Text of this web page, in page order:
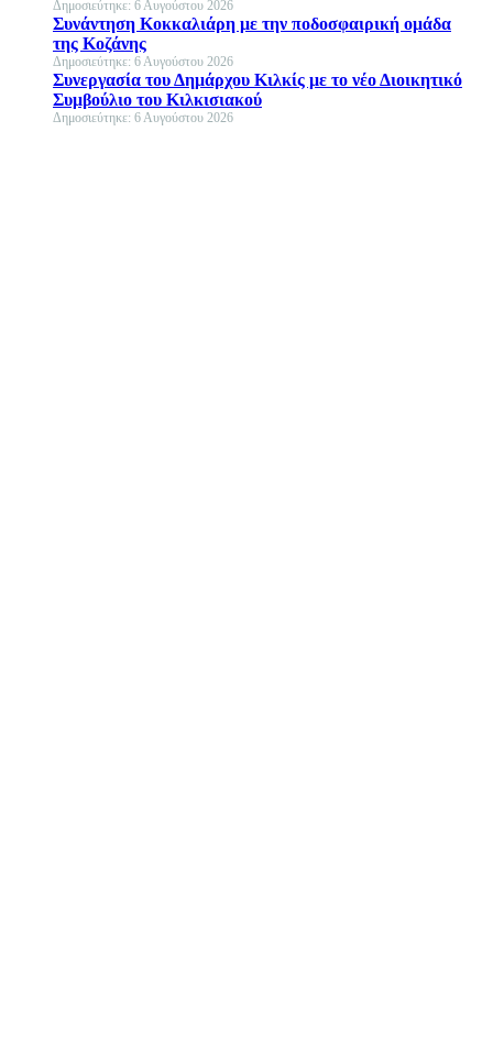
Δημοσιεύτηκε: 6 Αυγούστου 2026
Συνάντηση Κοκκαλιάρη με την ποδοσφαιρική ομάδα
της Κοζάνης
Δημοσιεύτηκε: 6 Αυγούστου 2026
Συνεργασία του Δημάρχου Κιλκίς με το νέο Διοικητικό
Συμβούλιο του Κιλκισιακού
Δημοσιεύτηκε: 6 Αυγούστου 2026